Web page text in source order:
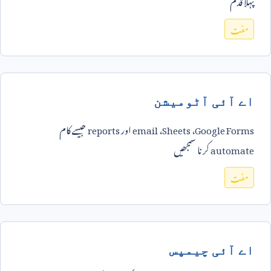
مفت
اے آئی آٹومیشن
Google Forms،Sheets،emailاورreportsجیسے کام
automateکرنا سمجھیں
مفت
اے آئی چیمپس